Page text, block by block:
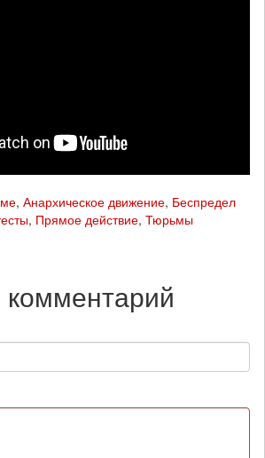
, Анархическое движение, Беспредел
, Прямое действие, Тюрьмы